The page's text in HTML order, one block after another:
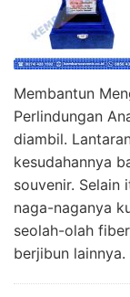
Membantun
Perlindungan
diambil.
kesudahannya
souvenir.
naga-naganya
seolah-olah
berjibun